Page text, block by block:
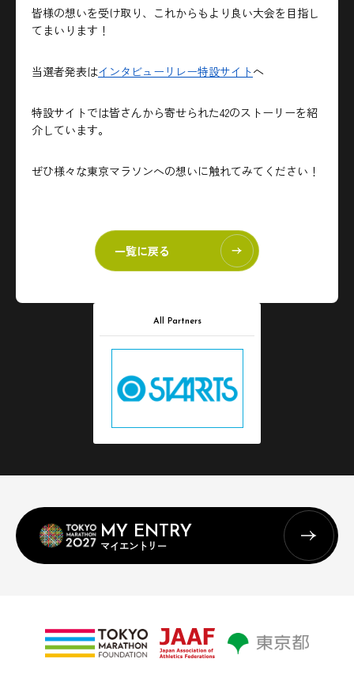
皆様の想いを受け取り、これからもより良い大会を目指し
てまいります！
当選者発表はインタビューリレー特設サイトへ
特設サイトでは皆さんから寄せられた42のストーリーを紹
介しています。
ぜひ様々な東京マラソンへの想いに触れてみてください！
一覧に戻る
All Partners
MY ENTRY
マイエントリー